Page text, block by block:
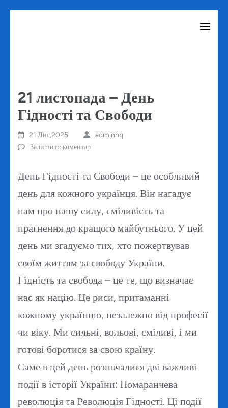
21 листопада – День
Гідності та Свободи
21 Лис,2025
adminhq
Залишити коментар
День Гідності та Свободи – це особливий
день для кожного українця. Він нагадує
нам про нашу силу, сміливість та
прагнення до кращого майбутнього. У цей
день ми згадуємо тих, хто пожертвував
своїм життям за свободу України.
Гідність та свобода – це те, що визначає
нас як націю. Це риси, притаманні
кожному українцю, незалежно від професії
чи віку. Ми сильні, вольові, сміливі, і ми
готові боротися за свою країну.
Саме в цей день розпочалися дві важливі
події в історії України: Помаранчева
революція та Революція Гідності. Ці події